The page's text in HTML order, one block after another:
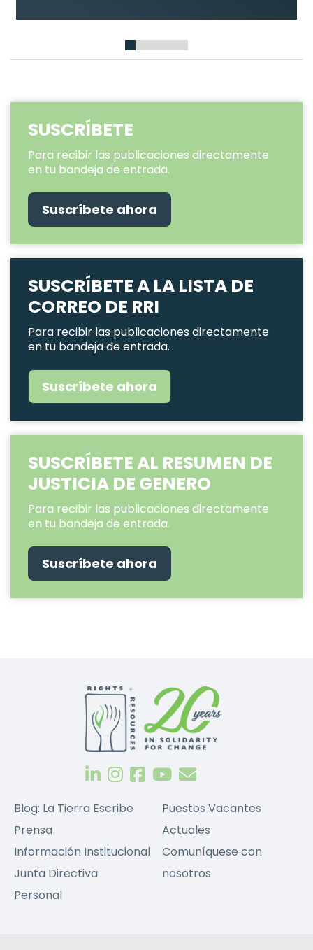
1 2 3 45 6
SUSCRÍBETE
Para recibir las publicaciones directamente
en tu bandeja de entrada.
Suscríbete ahora
SUSCRÍBETE A LA LISTA DE
CORREO DE RRI
Para recibir las publicaciones directamente
en tu bandeja de entrada.
Suscríbete ahora
SUSCRÍBETE AL RESUMEN DE
JUSTICIA DE GENERO
Para recibir las publicaciones directamente
en tu bandeja de entrada.
Suscríbete ahora
Blog: La Tierra Escribe
Prensa
Información Institucional
Junta Directiva
Personal
Puestos Vacantes
Actuales
Comuníquese con
nosotros